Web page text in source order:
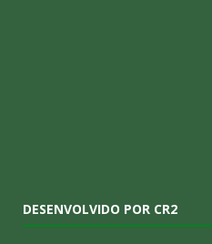
DESENVOLVIDO POR CR2